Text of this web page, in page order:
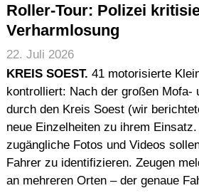
Roller-Tour: Polizei
Verharmlosung
22. Juli 2026
KREIS SOEST. 41 motorisierte
kontrolliert: Nach der großen Mofa-
durch den Kreis Soest (wir
neue Einzelheiten zu ihrem
zugängliche Fotos und Videos
Fahrer zu identifizieren. Zeugen
an mehreren Orten – der genaue